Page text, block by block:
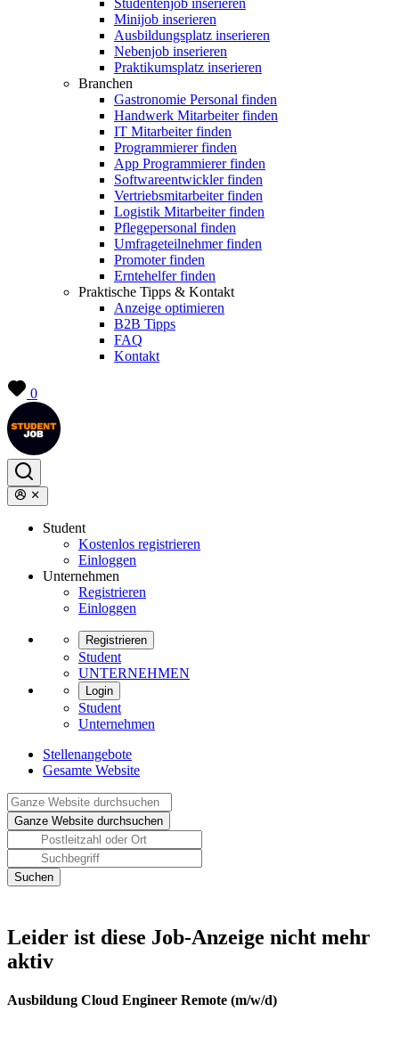
Studentenjob inserieren
Minijob inserieren
Ausbildungsplatz inserieren
Nebenjob inserieren
Praktikumsplatz inserieren
Branchen
Gastronomie Personal finden
Handwerk Mitarbeiter finden
IT Mitarbeiter finden
Programmierer finden
App Programmierer finden
Softwareentwickler finden
Vertriebsmitarbeiter finden
Logistik Mitarbeiter finden
Pflegepersonal finden
Umfrageteilnehmer finden
Promoter finden
Erntehelfer finden
Praktische Tipps & Kontakt
Anzeige optimieren
B2B Tipps
FAQ
Kontakt
0
Student
Kostenlos registrieren
Einloggen
Unternehmen
Registrieren
Einloggen
Registrieren
Student
UNTERNEHMEN
Login
Student
Unternehmen
Stellenangebote
Gesamte Website
Leider ist diese Job-Anzeige nicht mehr
aktiv
Ausbildung Cloud Engineer Remote (m/w/d)